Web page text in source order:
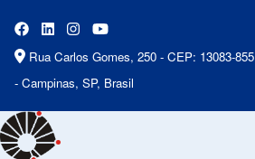
Rua Carlos Gomes, 250 - CEP: 13083-855
- Campinas, SP, Brasil